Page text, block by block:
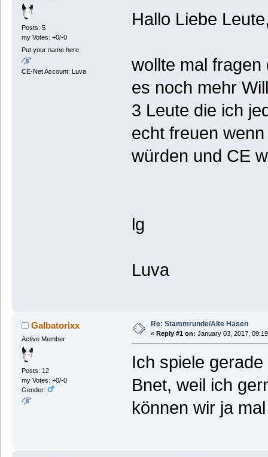
Posts: 5
my Votes: +0/-0
Put your name here
CE-Net Account: Luva
Hallo Liebe
wollte mal
es noch mehr
3 Leute die ich
echt freuen
würden und CE
lg
Luva
Galbatorixx
Active Member
Posts: 12
my Votes: +0/-0
Gender:
Re: Stammrunde/Alte Hasen
« Reply #1 on: January 03, 2017,
Ich spiele
Bnet, weil ich
können wir ja